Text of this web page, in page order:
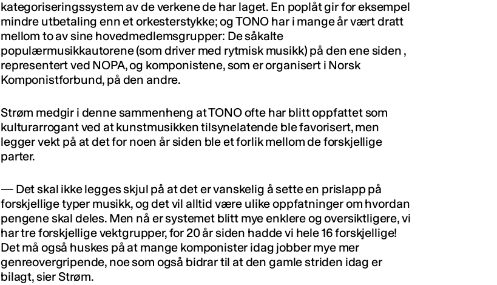
kategoriseringssystem av de verkene de har laget. En poplåt gir for eksempel
mindre utbetaling enn et orkesterstykke; og TONO har i mange år vært dratt
mellom to av sine hovedmedlemsgrupper: De såkalte
populærmusikkautorene (som driver med rytmisk musikk) på den ene siden ,
representert ved NOPA, og komponistene, som er organisert i Norsk
Komponistforbund, på den andre.
Strøm medgir i denne sammenheng at TONO ofte har blitt oppfattet som
kulturarrogant ved at kunstmusikken tilsynelatende ble favorisert, men
legger vekt på at det for noen år siden ble et forlik mellom de forskjellige
parter.
— Det skal ikke legges skjul på at det er vanskelig å sette en prislapp på
forskjellige typer musikk, og det vil alltid være ulike oppfatninger om hvordan
pengene skal deles. Men nå er systemet blitt mye enklere og oversiktligere, vi
har tre forskjellige vektgrupper, for 20 år siden hadde vi hele 16 forskjellige!
Det må også huskes på at mange komponister idag jobber mye mer
genreovergripende, noe som også bidrar til at den gamle striden idag er
bilagt, sier Strøm.